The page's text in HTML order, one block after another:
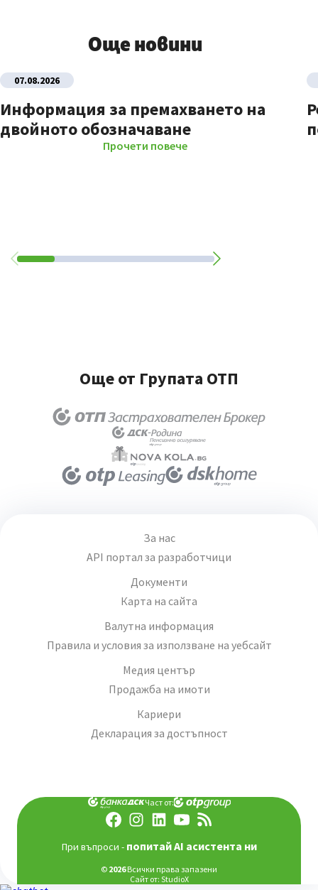
Още новини
07.08.2026
Информация за премахването на
двойното обозначаване
Прочети повече
Още от Групата ОТП
За нас
API портал за разработчици
Документи
Карта на сайта
Валутна информация
Правила и условия за използване на уебсайт
Медия център
Продажба на имоти
Кариери
Декларация за достъпност
Част от:
При въпроси - попитай AI асистента ни
© 2026Всички права запазени
Сайт от: StudioX